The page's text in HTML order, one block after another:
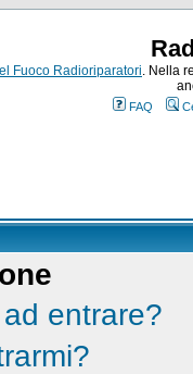
Fuoco Radioriparatori. Nella
FAQ
entrare?